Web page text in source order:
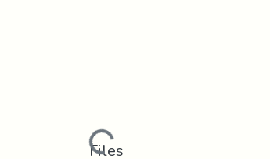
Files